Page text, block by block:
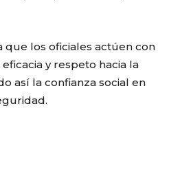
que los oficiales actúen con
y respeto hacia la
así la confianza social en